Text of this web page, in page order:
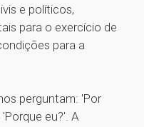
e políticos,
para o exercício de
para a
perguntam: 'Por
eu?'. A